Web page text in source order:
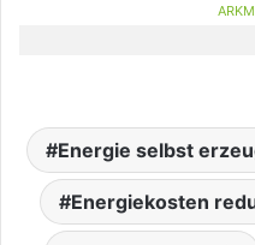
Energie selbst
Energiekosten